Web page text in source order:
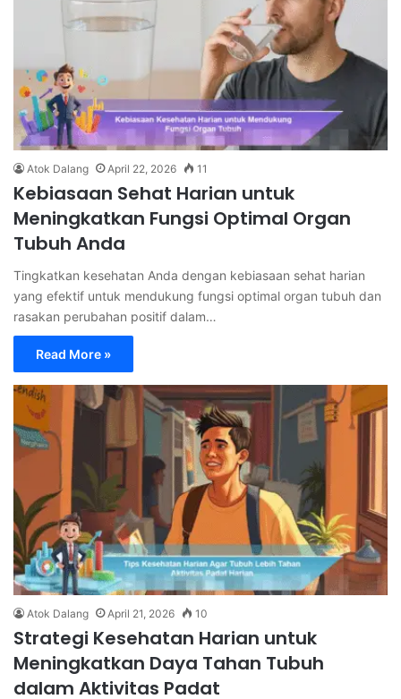
Atok Dalang April 22, 2026 11
Kebiasaan Sehat Harian untuk
Meningkatkan Fungsi Optimal Organ
Tubuh Anda
Tingkatkan kesehatan Anda dengan kebiasaan sehat harian
yang efektif untuk mendukung fungsi optimal organ tubuh dan
rasakan perubahan positif dalam…
Read More »
Atok Dalang April 21, 2026 10
Strategi Kesehatan Harian untuk
Meningkatkan Daya Tahan Tubuh
dalam Aktivitas Padat